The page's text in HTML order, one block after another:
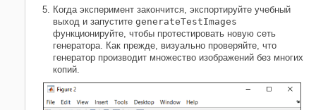
Когда эксперимент закончится, экспортируйте учебный
выход и запустите generateTestImages
функционируйте, чтобы протестировать новую сеть
генератора. Как прежде, визуально проверяйте, что
генератор производит множество изображений без многих
копий.